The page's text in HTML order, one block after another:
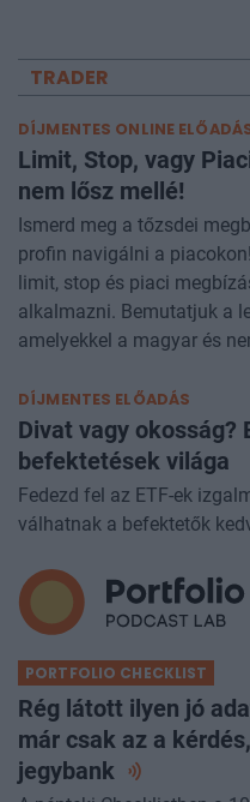
TRADER
DÍJMENTES ONLINE
Limit, Stop, vagy
nem lősz mellé!
Ismerd meg a tőzsdei
profin navigálni a
limit, stop és piaci
alkalmazni. Bemutatjuk a
amelyekkel a magyar és
DÍJMENTES ELŐADÁS
Divat vagy okosság?
befektetések világa
Fedezd fel az ETF-ek
válhatnak a befektetők
PORTFOLIO CHECKLIST
Rég látott ilyen jó
már csak az a
jegybank